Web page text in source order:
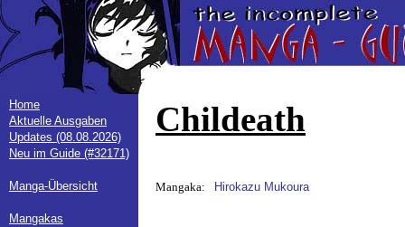
Home
Aktuelle Ausgaben
Updates (08.08.2026)
Neu im Guide (#32171)
Manga-Übersicht
Mangakas
Childeath
Mangaka: Hirokazu Mukoura